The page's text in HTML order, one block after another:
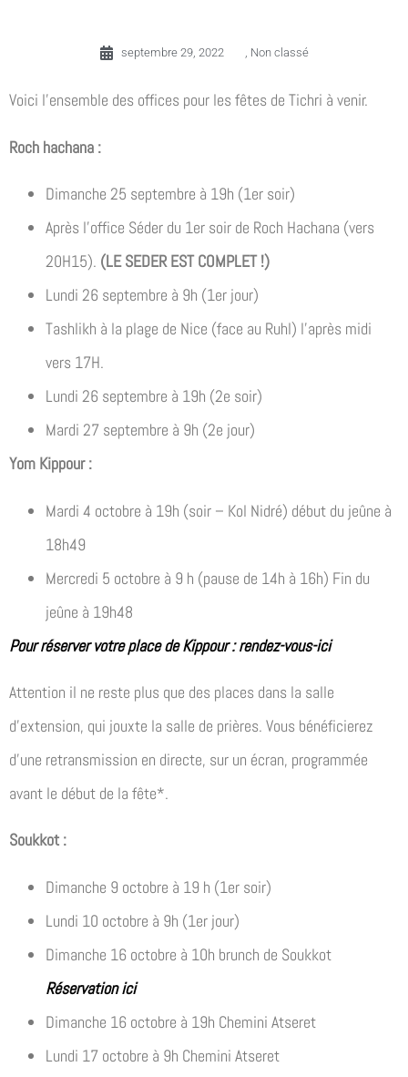
septembre 29, 2022 , Non classé
Voici l’ensemble des offices pour les fêtes de Tichri à venir.
Roch hachana :
Dimanche 25 septembre à 19h (1er soir)
Après l’office Séder du 1er soir de Roch Hachana (vers
20H15). (LE SEDER EST COMPLET !)
Lundi 26 septembre à 9h (1er jour)
Tashlikh à la plage de Nice (face au Ruhl) l’après midi
vers 17H.
Lundi 26 septembre à 19h (2e soir)
Mardi 27 septembre à 9h (2e jour)
Yom Kippour :
Mardi 4 octobre à 19h (soir – Kol Nidré) début du jeûne à
18h49
Mercredi 5 octobre à 9 h (pause de 14h à 16h) Fin du
jeûne à 19h48
Pour réserver votre place de Kippour : rendez-vous-ici
Attention il ne reste plus que des places dans la salle
d’extension, qui jouxte la salle de prières. Vous bénéficierez
d’une retransmission en directe, sur un écran, programmée
avant le début de la fête*.
Soukkot :
Dimanche 9 octobre à 19 h (1er soir)
Lundi 10 octobre à 9h (1er jour)
Dimanche 16 octobre à 10h brunch de Soukkot
Réservation ici
Dimanche 16 octobre à 19h Chemini Atseret
Lundi 17 octobre à 9h Chemini Atseret